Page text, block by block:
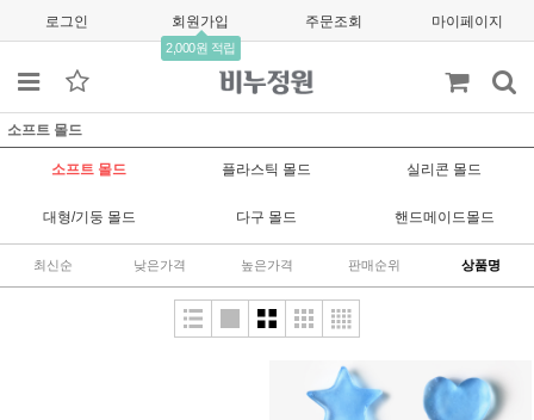
로그인 회원가입
2,000원 적립
주문조회 마이페이지
소프트 몰드
소프트 몰드 플라스틱 몰드 실리콘 몰드
대형/기둥 몰드 다구 몰드 핸드메이드몰드
최신순 낮은가격 높은가격 판매순위 상품명